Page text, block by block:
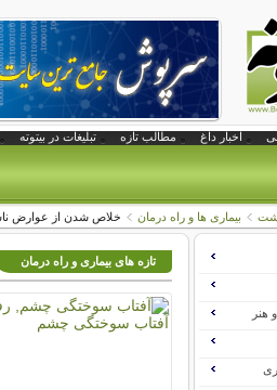
اخبار داغ مطالب تازه تبلیغات در بیتوته
بیماری ها و راه درمان خلاص شدن از عوارض
تازه های بیماری و راه درمان
هنر